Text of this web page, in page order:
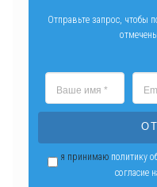
Отправьте запрос, чтобы
я принимаю политику
согласие